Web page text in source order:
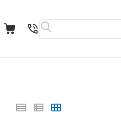
السلة قائمة المفضلة